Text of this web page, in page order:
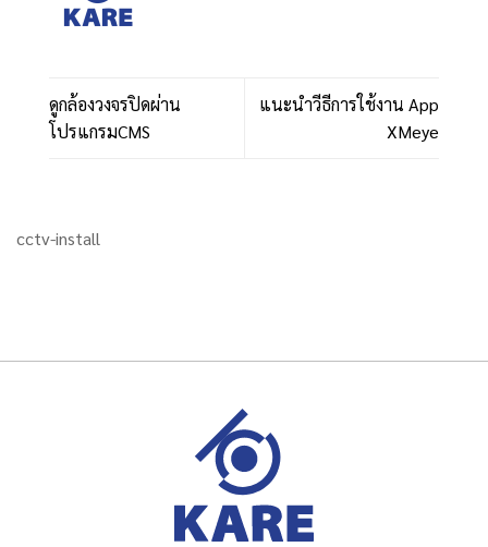
ดูกล้องวงจรปิดผ่าน
โปรแกรมCMS
แนะนำวีธีการใช้งาน App
XMeye
cctv-install